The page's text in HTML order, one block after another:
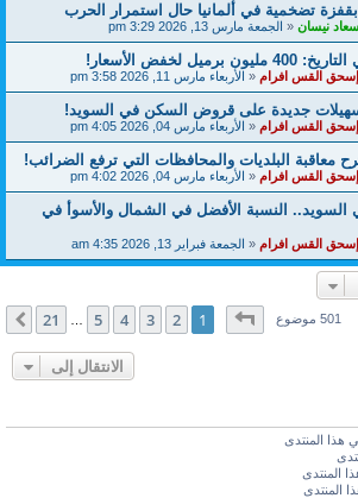
بقفزة تضخمية في ألمانيا حال استمرار الحرب
نيسان«الجمعة مارس 13, 2026 3:29 pm
لخفض الأسعار!
القس افرام«الأربعاء مارس 11, 2026 3:58 pm
جديدة على قروض السكن في السويد!
القس افرام«الأربعاء مارس 04, 2026 4:05 pm
معاقبة البلديات والمحافظات التي ترفع الضرائب!
القس افرام«الأربعاء مارس 04, 2026 4:02 pm
السويد.. النسبة الأفضل في الشمال والأسوأ في
القس افرام«الجمعة فبراير 13, 2026 4:35 am
501 موضوعصفحة1من21
1
2
3
4
5
21 التالي
الانتقال إلى
المنتدى
المنتدى